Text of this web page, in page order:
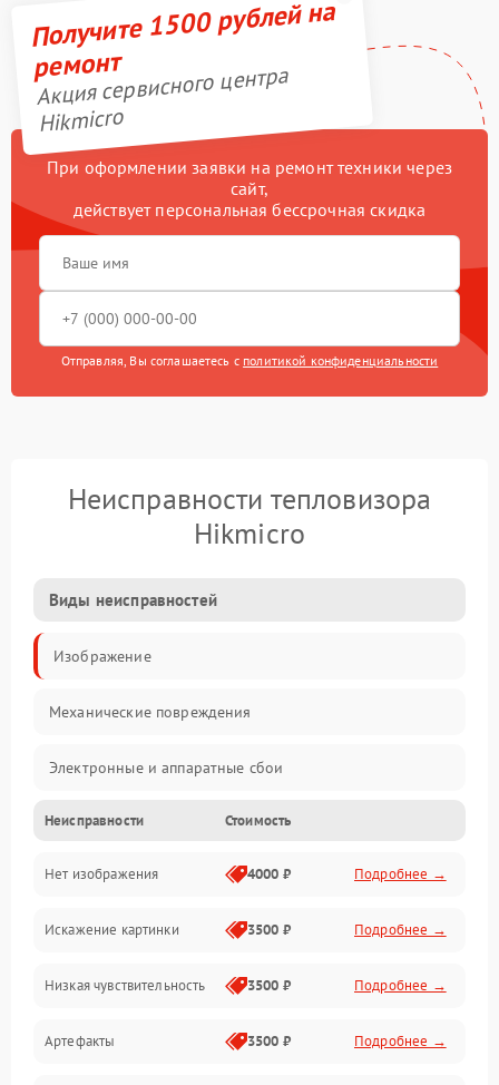
Получите 1500 рублей на
ремонт
Акция сервисного центра
Hikmicro
При оформлении заявки на ремонт техники через
сайт,
действует персональная бессрочная скидка
Отправляя, Вы соглашаетесь с политикой конфиденциальности
Неисправности тепловизора
Hikmicro
Виды неисправностей
Изображение
Механические повреждения
Электронные и аппаратные сбои
Неисправности сенсора и оптики
Программные ошибки
Электропитание
Измерения
Матрица
Неисправности Стоимость
Нет изображения 4000 ₽ Подробнее →
Искажение картинки 3500 ₽ Подробнее →
Низкая чувствительность 3500 ₽ Подробнее →
Артефакты 3500 ₽ Подробнее →